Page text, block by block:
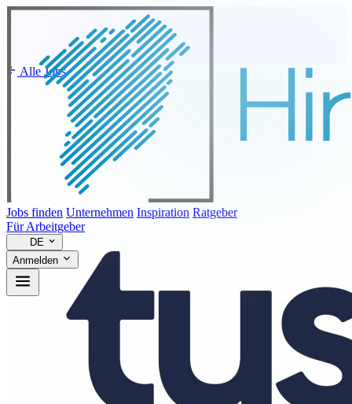
Jobs finden Unternehmen Inspiration Ratgeber
Für Arbeitgeber
DE
Anmelden
Alle Jobs